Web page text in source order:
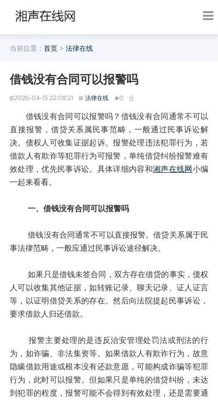
当前位置： 首页 > 法律在线
借钱没有合同可以报警吗
2026-04-15 22:08:21 法律在线 0
借钱没有合同可以报警吗？借钱没有合同通常不可以
直接报警，借贷关系属民事范畴，一般通过民事诉讼解
决。债权人可收集证据起诉。报警处理违法犯罪行为，若
借款人有欺诈等犯罪行为可报警，单纯借贷纠纷报警难有
效处理，优先民事诉讼。具体详细内容和湘声在线网 小编
一起来看看。
一、借钱没有合同可以报警吗
借钱没有合同通常不可以直接报警。借贷关系属于民
事法律范畴，一般应通过民事诉讼途径解决。
如果只是借钱未签合同，双方存在借贷的事实，债权
人可以收集其他证据，如转账记录、聊天记录、证人证言
等，以证明借贷关系的存在。然后向法院提起民事诉讼，
要求借款人归还借款。
报警主要处理的是违反治安管理处罚法或刑法的行
为，如诈骗、非法集资等。如果借款人有欺诈行为，故意
隐瞒借款用途或根本没有还款意愿，可能构成诈骗等犯罪
行为，此时可以报警。但如果只是单纯的借贷纠纷，未达
到犯罪的程度，报警可能不会得到有效处理，还是需要通